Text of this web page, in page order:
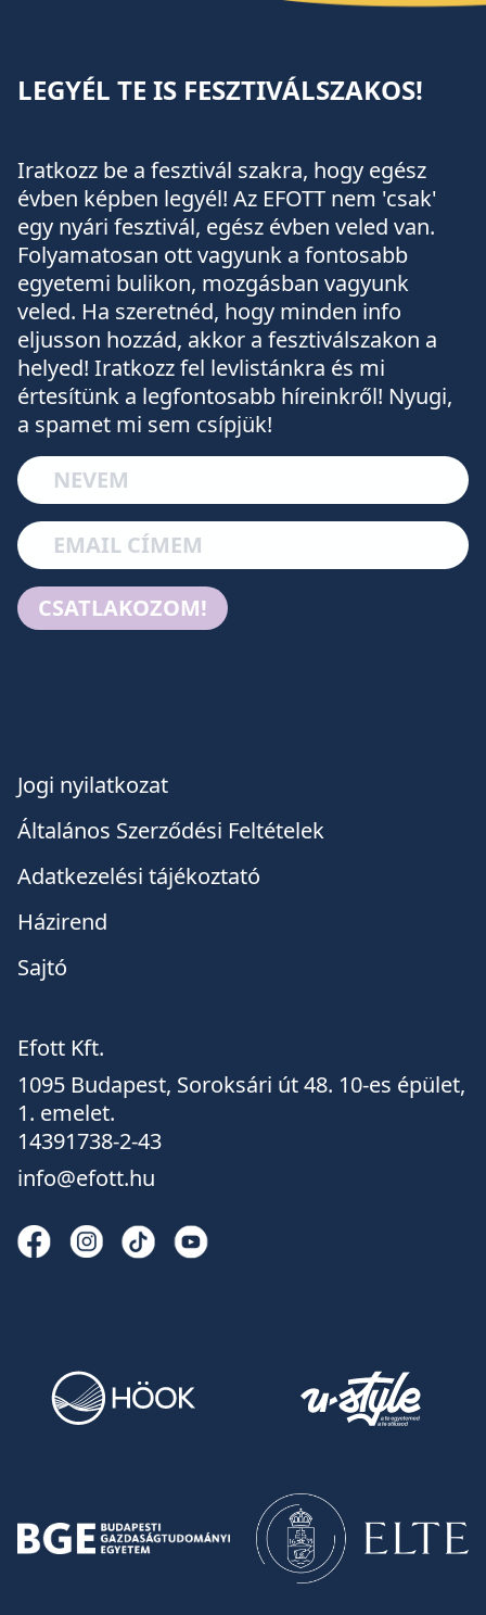
LEGYÉL TE IS FESZTIVÁLSZAKOS!
Iratkozz be a fesztivál szakra, hogy egész
évben képben legyél! Az EFOTT nem 'csak'
egy nyári fesztivál, egész évben veled van.
Folyamatosan ott vagyunk a fontosabb
egyetemi bulikon, mozgásban vagyunk
veled. Ha szeretnéd, hogy minden info
eljusson hozzád, akkor a fesztiválszakon a
helyed! Iratkozz fel levlistánkra és mi
értesítünk a legfontosabb híreinkről! Nyugi,
a spamet mi sem csípjük!
CSATLAKOZOM!
Jogi nyilatkozat
Általános Szerződési Feltételek
Adatkezelési tájékoztató
Házirend
Sajtó
Efott Kft.
1095 Budapest, Soroksári út 48. 10-es épület,
1. emelet.
14391738-2-43
info@efott.hu